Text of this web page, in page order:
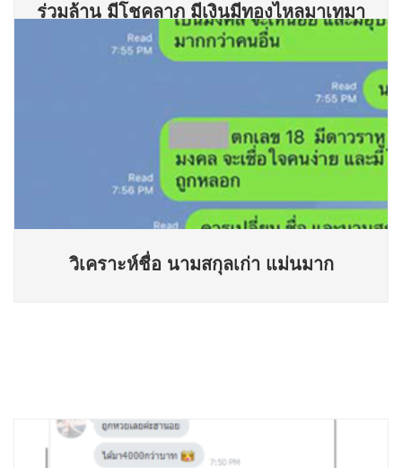
ร่วมล้าน มีโชคลาภ มีเงินมีทองไหลมาเทมา
วิเคราะห์ชื่อ นามสกุลเก่า แม่นมาก